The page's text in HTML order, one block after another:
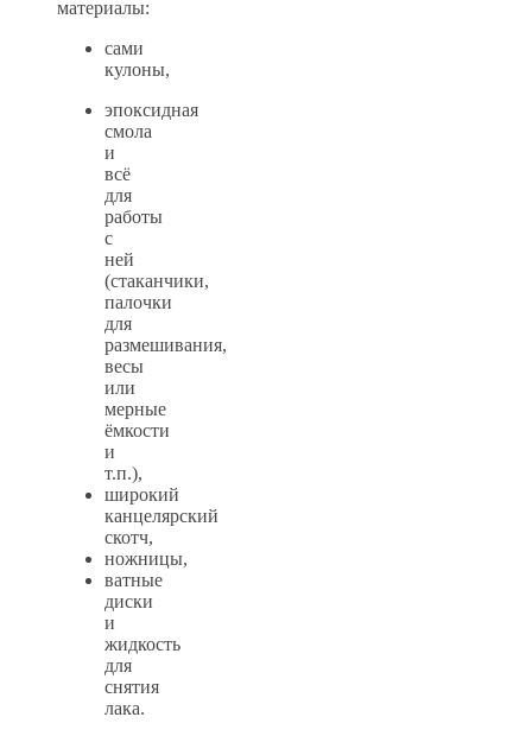
материалы:
сами
кулоны,
эпоксидная
смола
и
всё
для
работы
с
ней
(стаканчики,
палочки
для
размешивания,
весы
или
мерные
ёмкости
и
т.п.),
широкий
канцелярский
скотч,
ножницы,
ватные
диски
и
жидкость
для
снятия
лака.